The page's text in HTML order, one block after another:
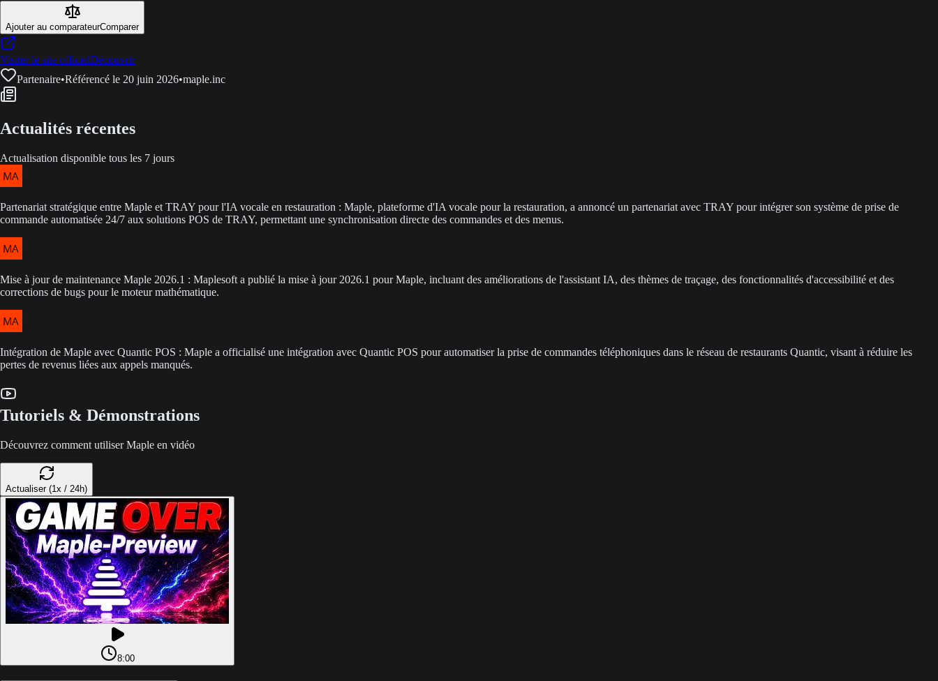
Ajouter au comparateurComparer
Visiter le site officielDécouvrir
Partenaire•Référencé le 20 juin 2026•maple.inc
Actualités récentes
Actualisation disponible tous les 7 jours
Partenariat stratégique entre Maple et TRAY pour l'IA vocale en restauration : Maple, plateforme d'IA vocale pour la restauration, a annoncé un partenariat avec TRAY pour intégrer son système de prise de
commande automatisée 24/7 aux solutions POS de TRAY, permettant une synchronisation directe des commandes et des menus.
Mise à jour de maintenance Maple 2026.1 : Maplesoft a publié la mise à jour 2026.1 pour Maple, incluant des améliorations de l'assistant IA, des thèmes de traçage, des fonctionnalités d'accessibilité et des
corrections de bugs pour le moteur mathématique.
Intégration de Maple avec Quantic POS : Maple a officialisé une intégration avec Quantic POS pour automatiser la prise de commandes téléphoniques dans le réseau de restaurants Quantic, visant à réduire les
pertes de revenus liées aux appels manqués.
Tutoriels & Démonstrations
Découvrez comment utiliser Maple en vidéo
Actualiser (1x / 24h)
8:00